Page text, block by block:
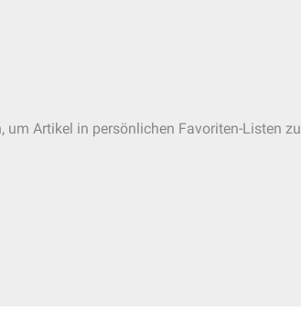
um Artikel in persönlichen Favoriten-Listen